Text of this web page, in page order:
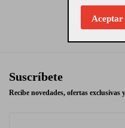
Suscríbete
Recibe novedades, ofertas exclusivas
Aceptar